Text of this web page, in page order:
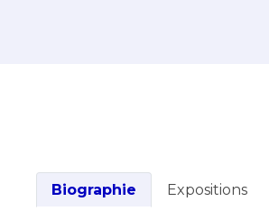
Biographie Expositions